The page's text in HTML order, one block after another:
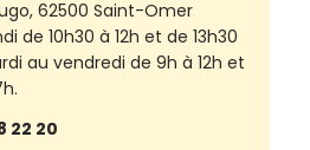
62500 Saint-Omer
de 10h30 à 12h et de 13h30
au vendredi de 9h à 12h et
22 20